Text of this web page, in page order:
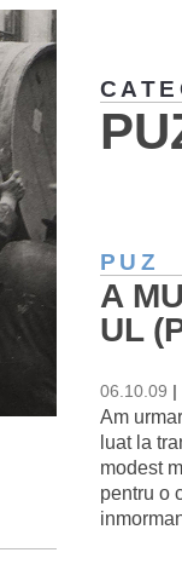
PUZ
A
UL
06.10.09
Am
luat la
modest
pentru o